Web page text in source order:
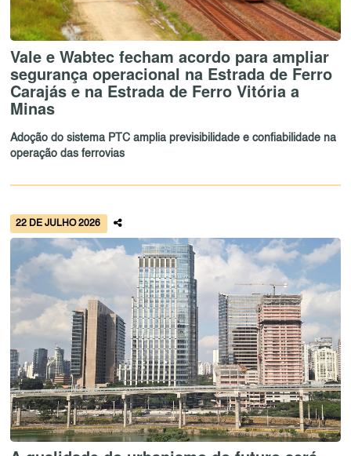
Vale e Wabtec fecham acordo para ampliar
segurança operacional na Estrada de Ferro
Carajás e na Estrada de Ferro Vitória a
Minas
Adoção do sistema PTC amplia previsibilidade e confiabilidade na
operação das ferrovias
22 DE JULHO 2026